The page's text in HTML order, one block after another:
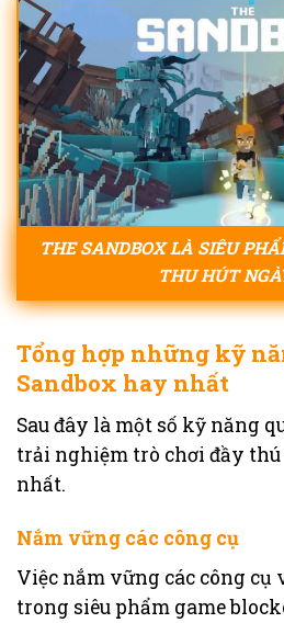
THE SANDBOX LÀ SIÊU
THU HÚT
Tổng hợp những kỹ
Sandbox hay nhất
Sau đây là một số kỹ năng
trải nghiệm trò chơi đầy
nhất.
Nắm vững các công cụ
Việc nắm vững các công cụ
trong siêu phẩm game